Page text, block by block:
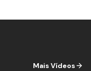
Mais Vídeos